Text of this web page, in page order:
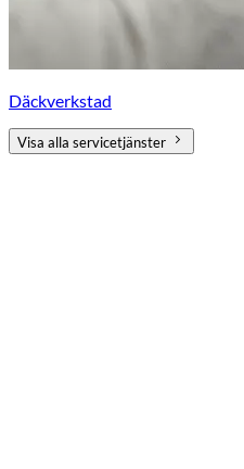
Däckverkstad
Visa alla servicetjänster